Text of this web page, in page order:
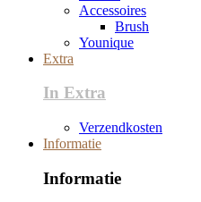
Accessoires
Brush
Younique
Extra
In Extra
Verzendkosten
Informatie
Informatie